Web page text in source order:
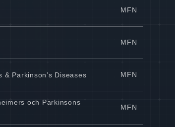
MFN
MFN
Parkinson’s Diseases MFN
och Parkinsons
MFN